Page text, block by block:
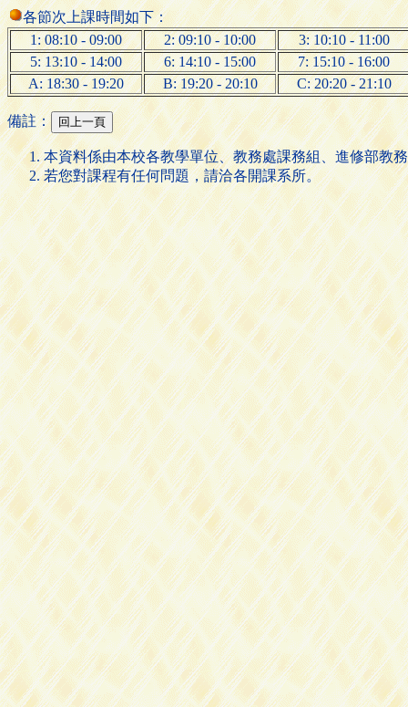
各節次上課時間如下：
1: 08:10 - 09:00
2: 09:10 - 10:00
3: 10:10 - 11:00
5: 13:10 - 14:00
6: 14:10 - 15:00
7: 15:10 - 16:00
A: 18:30 - 19:20
B: 19:20 - 20:10 C: 20:20 - 21:10
備註：
本資料係由本校各教學單位、教務處課務組、進修部教
若您對課程有任何問題，請洽各開課系所。